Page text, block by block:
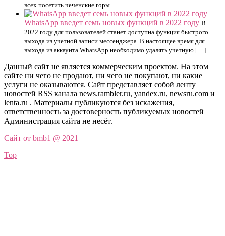
всех посетить чеченские горы.
WhatsApp введет семь новых функций в 2022 году В
2022 году для пользователей станет доступна функция быстрого
выхода из учетной записи мессенджера. В настоящее время для
выхода из аккаунта WhatsApp необходимо удалять учетную […]
Данный сайт не является коммерческим проектом. На этом
сайте ни чего не продают, ни чего не покупают, ни какие
услуги не оказываются. Сайт представляет собой ленту
новостей RSS канала news.rambler.ru, yandex.ru, newsru.com и
lenta.ru . Материалы публикуются без искажения,
ответственность за достоверность публикуемых новостей
Администрация сайта не несёт.
Сайт от bmb1 @ 2021
Top